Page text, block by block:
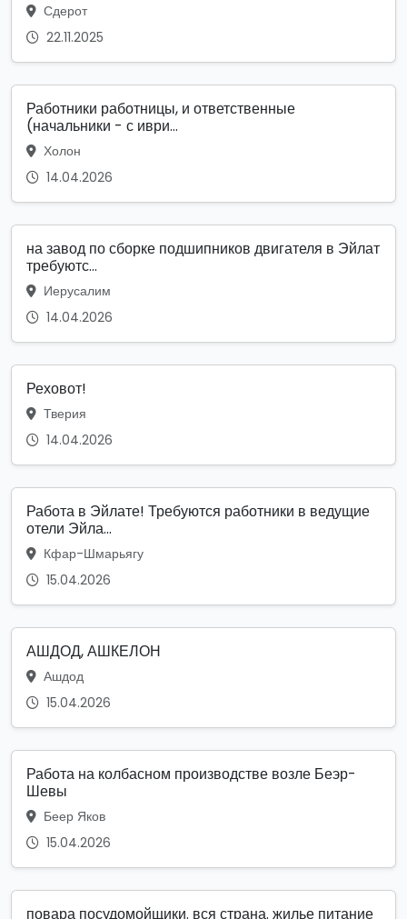
Сдерот
22.11.2025
Работники работницы, и ответственные
(начальники - с иври...
Холон
14.04.2026
на завод по сборке подшипников двигателя в Эйлат
требуютс...
Иерусалим
14.04.2026
Реховот!
Тверия
14.04.2026
Работа в Эйлате! Требуются работники в ведущие
отели Эйла...
Кфар-Шмарьягу
15.04.2026
АШДОД, АШКЕЛОН
Ашдод
15.04.2026
Работа на колбасном производстве возле Беэр-
Шевы
Беер Яков
15.04.2026
повара посудомойщики. вся страна. жилье питание